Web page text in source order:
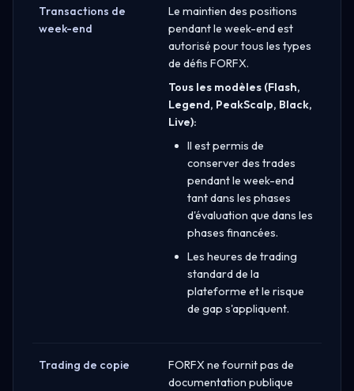
Transactions de
week-end
Le maintien des positions
pendant le week-end est
autorisé pour tous les types
de défis FORFX.
Tous les modèles (Flash,
Legend, PeakScalp, Black,
Live):
Il est permis de
conserver des trades
pendant le week-end
tant dans les phases
d'évaluation que dans les
phases financées.
Les heures de trading
standard de la
plateforme et le risque
de gap s'appliquent.
Trading de copie
FORFX ne fournit pas de
documentation publique